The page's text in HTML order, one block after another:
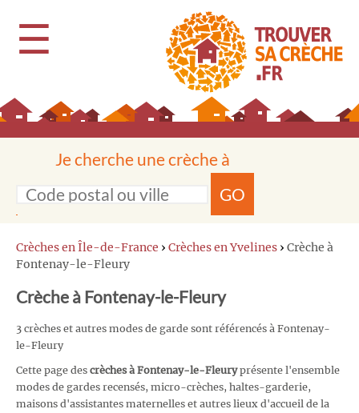
☰
Je cherche une crèche à
GO
Crèches en Île-de-France › Crèches en Yvelines › Crèche à
Fontenay-le-Fleury
Crèche à Fontenay-le-Fleury
3 crèches et autres modes de garde sont référencés à Fontenay-
le-Fleury
Cette page des crèches à Fontenay-le-Fleuryprésente l'ensemble
modes de gardes recensés, micro-crèches, haltes-garderie,
maisons d'assistantes maternelles et autres lieux d'accueil de la